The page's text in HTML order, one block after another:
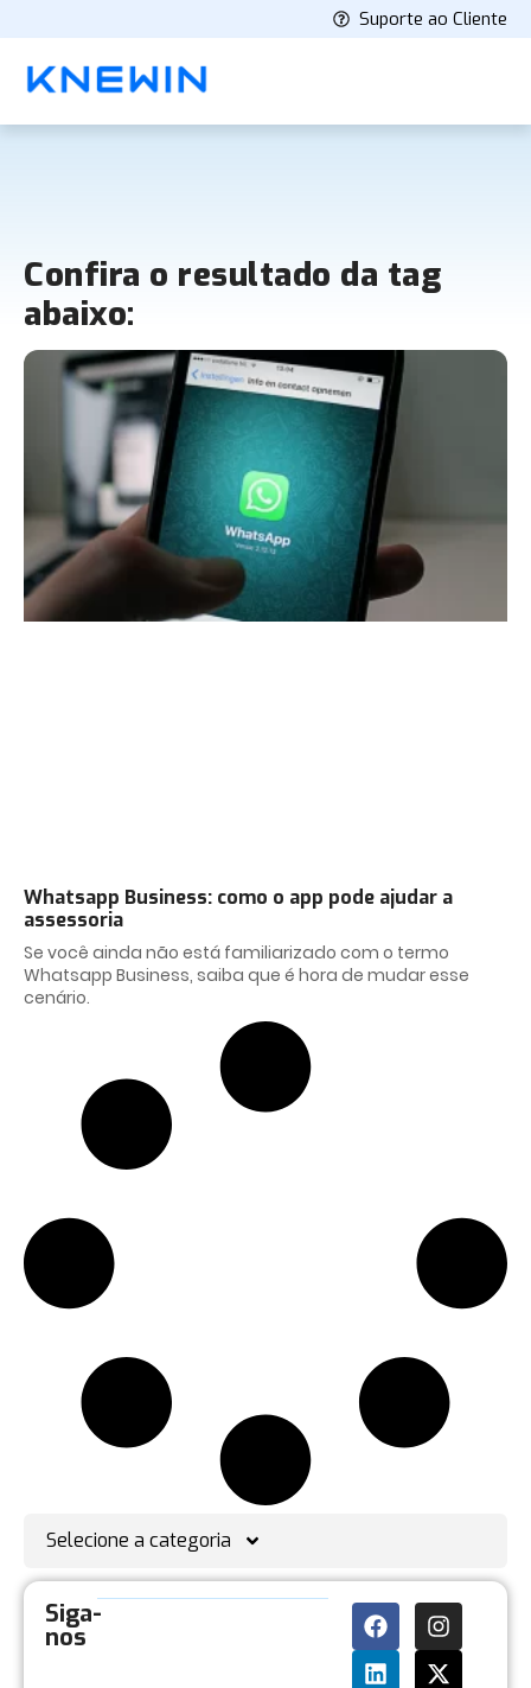
Suporte ao Cliente
Confira o resultado da tag
abaixo:
Whatsapp Business: como o app pode ajudar a
assessoria
Se você ainda não está familiarizado com o termo
Whatsapp Business, saiba que é hora de mudar esse
cenário.
Selecione a categoria
Siga-
nos